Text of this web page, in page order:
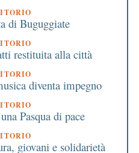
di Buguggiate
restituita alla città
diventa impegno
Pasqua di pace
giovani e solidarietà